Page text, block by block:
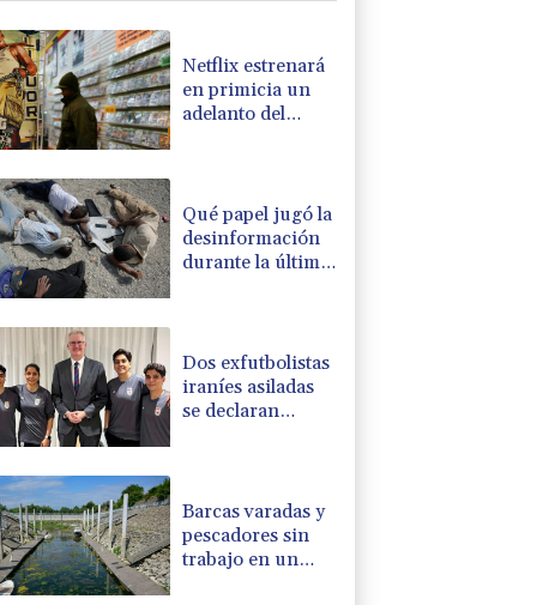
Netflix estrenará
en primicia un
adelanto del
Qué papel jugó la
desinformación
durante la última
de Ceuta
Dos exfutbolistas
iraníes asiladas
se declaran
Barcas varadas y
pescadores sin
trabajo en un